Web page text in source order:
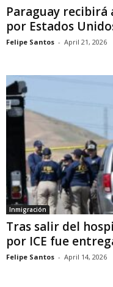
Paraguay recibirá
por Estados
Felipe Santos - April 21, 2026
Inmigración
Tras salir del
por ICE fue
Felipe Santos - April 14, 2026